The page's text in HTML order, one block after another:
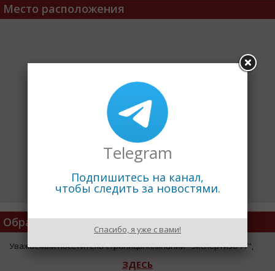
Место расположения
Обратная Связь
Уважаемый посетитель страницы компании "Экспертиза 77",
ЗДЕСЬ
Telegram
Подпишитесь на канал,
чтобы следить за новостями.
Спасибо, я уже с вами!